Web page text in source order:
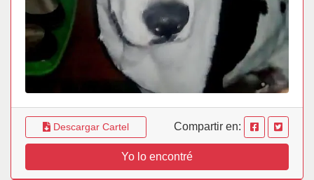
Descargar Cartel Compartir en:
Yo lo encontré